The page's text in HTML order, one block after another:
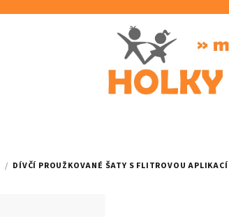
/ DÍVČÍ PROUŽKOVANÉ ŠATY S FLITROVOU APLIKACÍ